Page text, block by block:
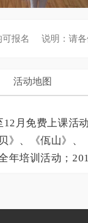
报名 说明： 请
活动地图
月免费上课活
》、《佤山》
年培训活动；